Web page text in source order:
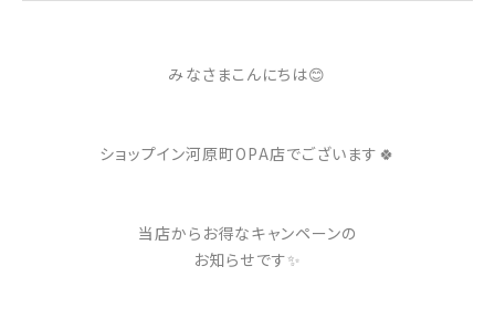
みなさまこんにちは😊
ショップイン河原町OPA店でございます🍀
当店からお得なキャンペーンの
お知らせです✨